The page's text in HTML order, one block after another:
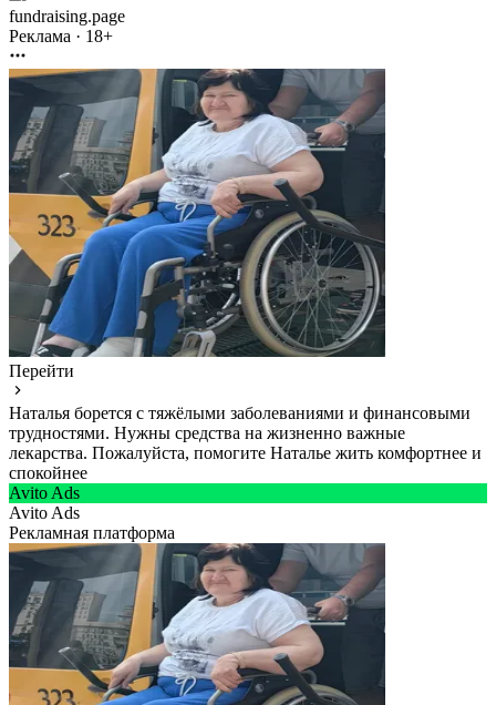
fundraising.page
Реклама · 18+
Перейти
Наталья борется с тяжёлыми заболеваниями и финансовыми
трудностями. Нужны средства на жизненно важные
лекарства. Пожалуйста, помогите Наталье жить комфортнее и
спокойнее
Avito Ads
Avito Ads
Рекламная платформа